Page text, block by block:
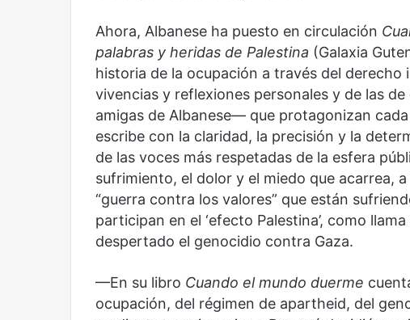
Ahora, Albanese ha puesto en circulación
palabras y heridas de Palestina (Galaxia
historia de la ocupación a través del
vivencias y reflexiones personales y de las
amigas de Albanese— que protagonizan
escribe con la claridad, la precisión y la
de las voces más respetadas de la esfera
sufrimiento, el dolor y el miedo que acarrea,
“guerra contra los valores” que están
participan en el ‘efecto Palestina’, como
despertado el genocidio contra Gaza.
—En su libro Cuando el mundo duerme
ocupación, del régimen de apartheid, del
El
dragón
El dragón